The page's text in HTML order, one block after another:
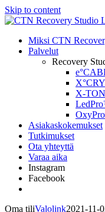
Skip to content
Miksi CTN
Palvelut
Recovery
X-
Asiakaskokemukset
Tutkimukset
Ota yhteyttä
Varaa aika
Instagram
Facebook
Oma tiliValolink2021-11-